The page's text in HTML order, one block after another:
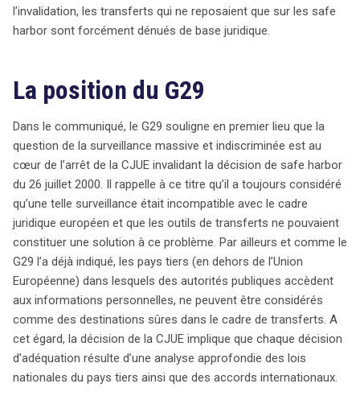
des données se réservent le droit de contrôler ces
transferts, surtout en cas de plaintes. Face à ces défis, il
des transferts de données. La pression monte sur la
Commission Européenne pour réformer le système de
protection des données, ouvrant la voie à un
nouveau règlement.
l’invalidation, les transferts qui ne reposaient que sur les safe
harbor sont forcément dénués de base juridique.
La position du G29
Dans le communiqué, le G29 souligne en premier lieu que la
question de la surveillance massive et indiscriminée est au
cœur de l’arrêt de la CJUE invalidant la décision de safe harbor
du 26 juillet 2000. Il rappelle à ce titre qu’il a toujours considéré
qu’une telle surveillance était incompatible avec le cadre
juridique européen et que les outils de transferts ne pouvaient
constituer une solution à ce problème. Par ailleurs et comme le
G29 l’a déjà indiqué, les pays tiers (en dehors de l’Union
Européenne) dans lesquels des autorités publiques accèdent
aux informations personnelles, ne peuvent être considérés
comme des destinations sûres dans le cadre de transferts. A
cet égard, la décision de la CJUE implique que chaque décision
d’adéquation résulte d’une analyse approfondie des lois
nationales du pays tiers ainsi que des accords internationaux.